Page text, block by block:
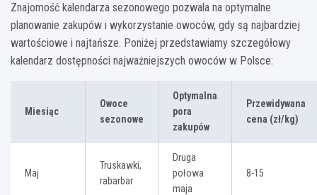
Znajomość kalendarza sezonowego pozwala na optymalne
planowanie zakupów i wykorzystanie owoców, gdy są najbardziej
wartościowe i najtańsze. Poniżej przedstawiamy szczegółowy
kalendarz dostępności najważniejszych owoców w Polsce:
Miesiąc
Owoce
sezonowe
Optymalna
pora
zakupów
Przewidywana
cena (zł/kg)
Maj
Truskawki,
rabarbar
Druga
połowa
maja
8-15